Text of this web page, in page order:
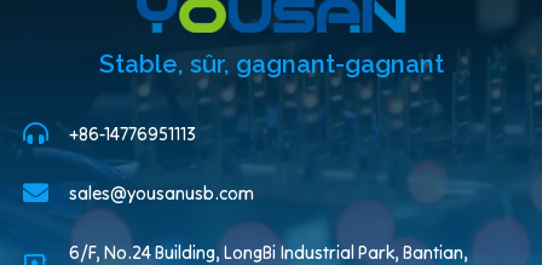
Stable, sûr, gagnant-gagnant
+86-14776951113
sales@yousanusb.com
6/F, No.24 Building, LongBi Industrial Park, Bantian,